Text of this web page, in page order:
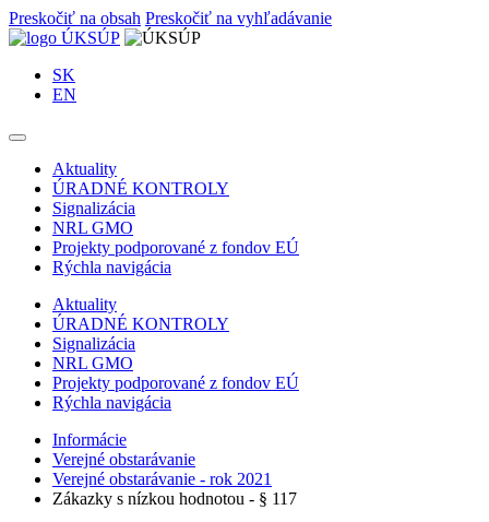
Preskočiť na obsah Preskočiť na vyhľadávanie
SK
EN
Aktuality
ÚRADNÉ KONTROLY
Signalizácia
NRL GMO
Projekty podporované z fondov EÚ
Rýchla navigácia
Aktuality
ÚRADNÉ KONTROLY
Signalizácia
NRL GMO
Projekty podporované z fondov EÚ
Rýchla navigácia
Informácie
Verejné obstarávanie
Verejné obstarávanie - rok 2021
Zákazky s nízkou hodnotou - § 117